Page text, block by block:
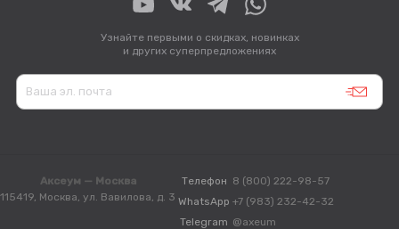
Узнайте первыми о скидках, новинках
и других суперпредложениях
Аксеум — Москва
115419, Москва, ул. Вавилова, д. 3
Телефон 8 (800) 222-98-57
WhatsApp +7 (983) 232-42-32
Telegram @axeum